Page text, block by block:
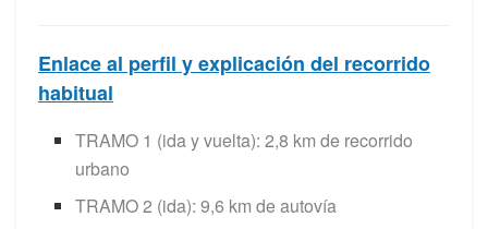
Enlace al perfil y explicación del recorrido
habitual
TRAMO 1 (ida y vuelta): 2,8 km de recorrido
urbano
TRAMO 2 (ida): 9,6 km de autovía